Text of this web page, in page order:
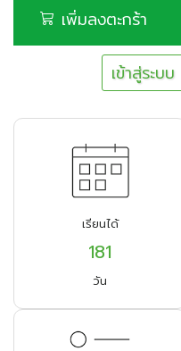
เพิ่มลงตะกร้า
เข้าสู่ระบบ
เรียนได้
181
วัน